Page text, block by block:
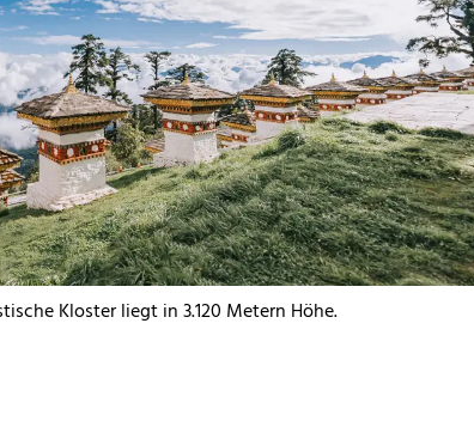
Kloster liegt in 3.120 Metern Höhe.